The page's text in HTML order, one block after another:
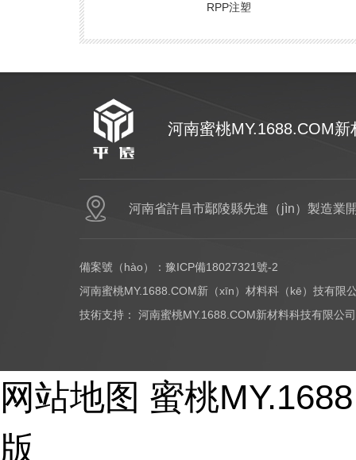
RPP注塑
河南蜜桃MY.1688.COM
河南省許昌市鄢陵縣先進（jìn）製造業
備案號（hào）： 豫ICP備18027321號-2
河南蜜桃MY.1688.COM新（xīn）材料科（kē）技有限
技術支持： 河南蜜桃MY.1688.COM新材料科技有限公司
网站地图 蜜桃
版